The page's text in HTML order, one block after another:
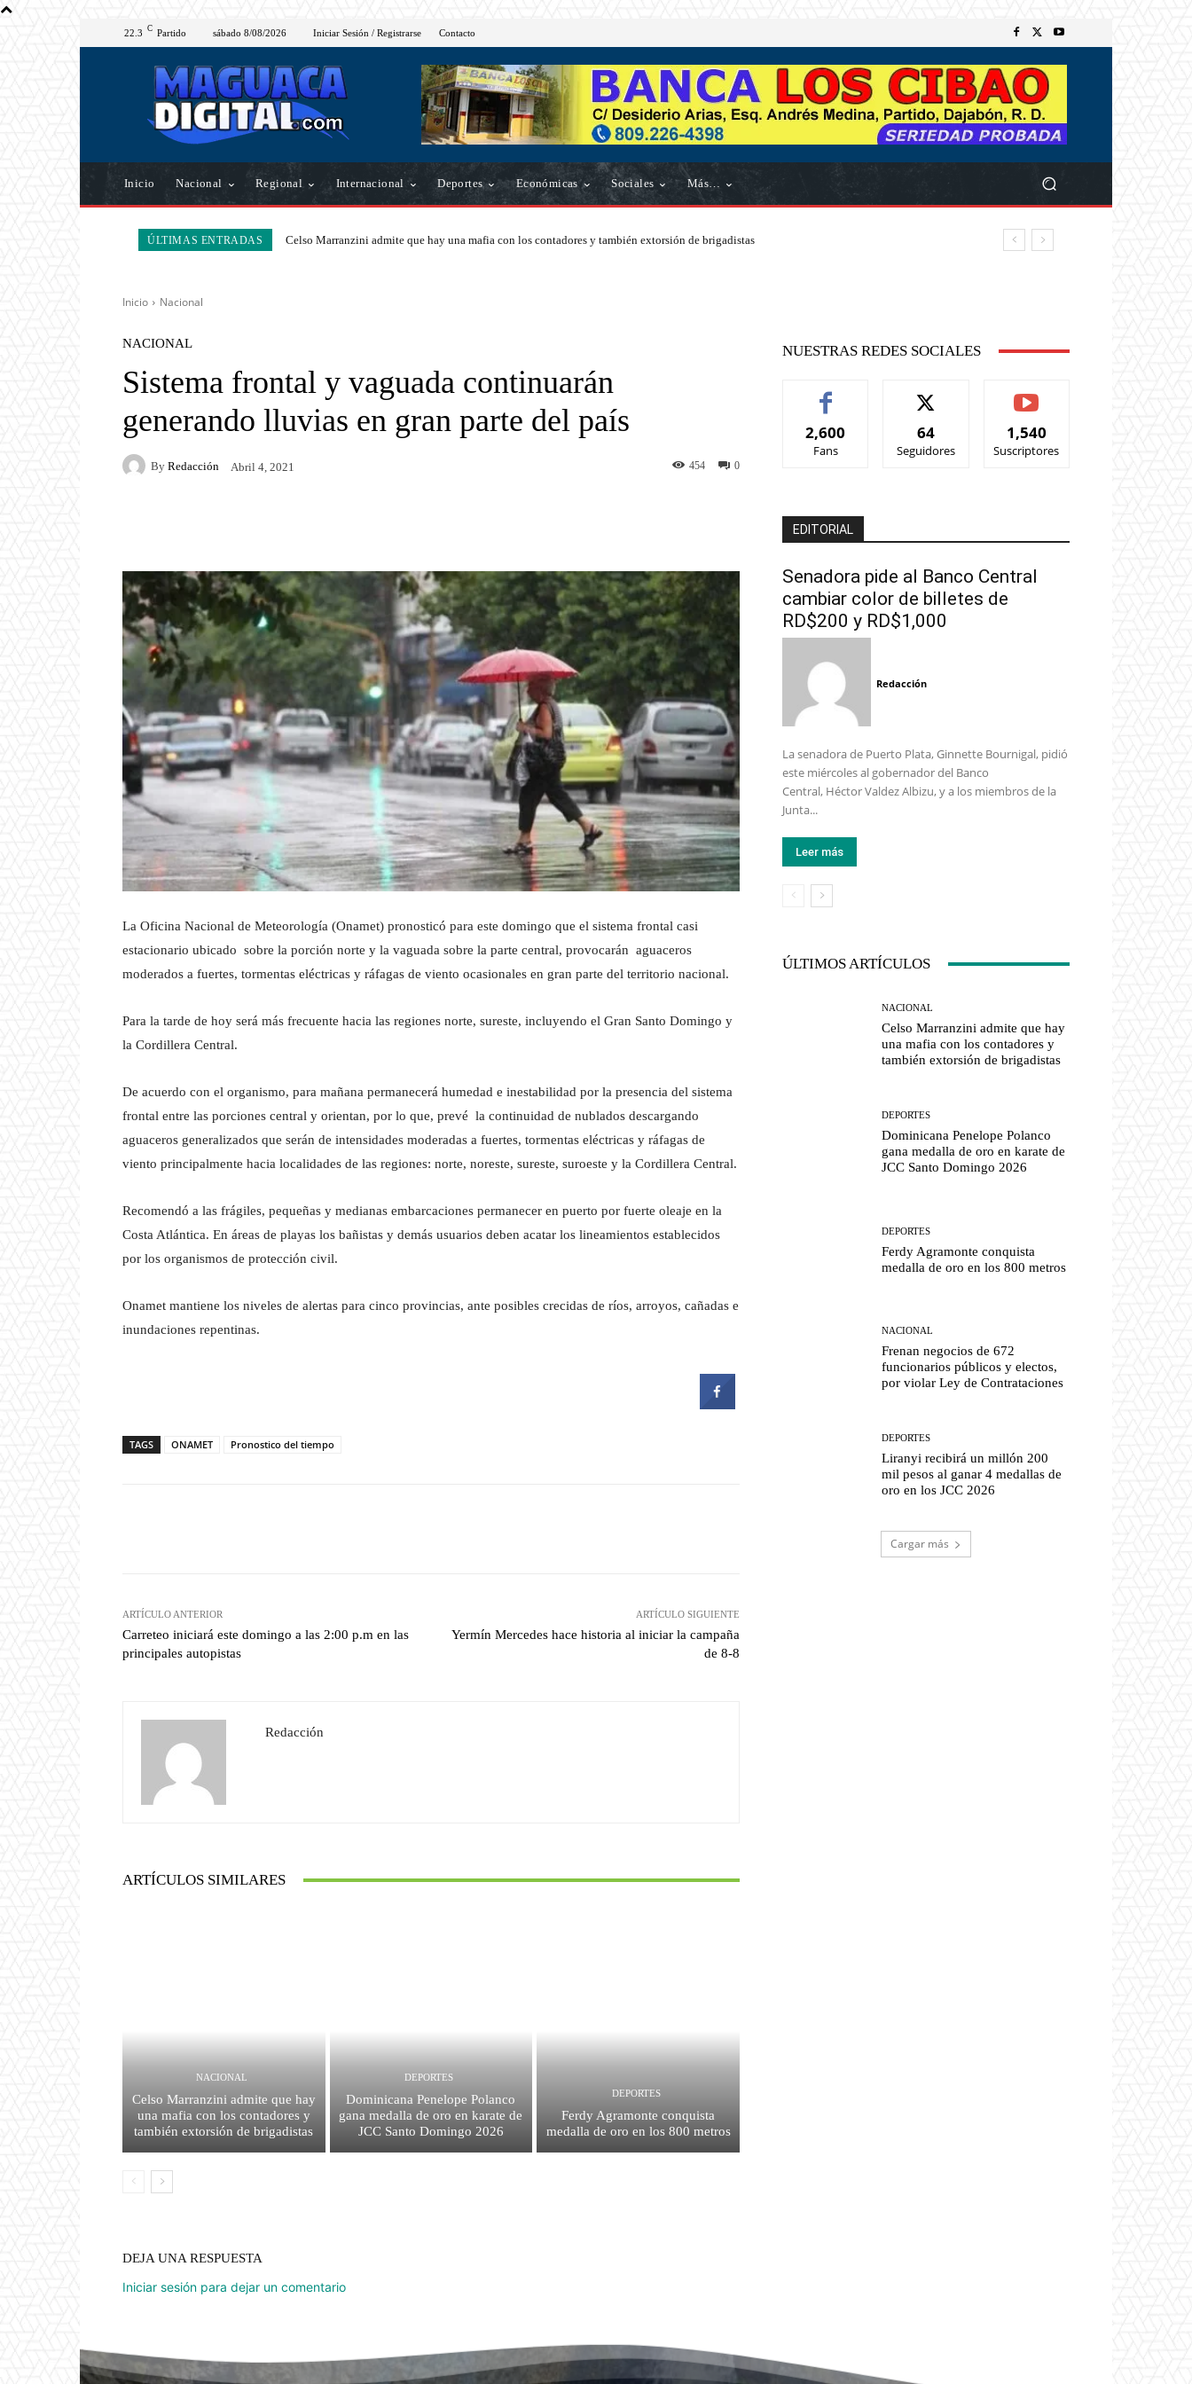
22.3 C Partido sábado 8/08/2026 Iniciar Sesión / Registrarse Contacto
Inicio Nacional Regional Internacional Deportes Económicas Sociales Más…
ÚLTIMAS ENTRADAS Celso Marranzini admite que hay una mafia con los contadores y también extorsión de brigadistas
Inicio Nacional
NACIONAL
Sistema frontal y vaguada continuarán
generando lluvias en gran parte del país
By Redacción Abril 4, 2021 0
454
La Oficina Nacional de Meteorología (Onamet) pronosticó para este domingo que el sistema frontal casi
estacionario ubicado sobre la porción norte y la vaguada sobre la parte central, provocarán aguaceros
moderados a fuertes, tormentas eléctricas y ráfagas de viento ocasionales en gran parte del territorio nacional.
Para la tarde de hoy será más frecuente hacia las regiones norte, sureste, incluyendo el Gran Santo Domingo y
la Cordillera Central.
De acuerdo con el organismo, para mañana permanecerá humedad e inestabilidad por la presencia del sistema
frontal entre las porciones central y orientan, por lo que, prevé la continuidad de nublados descargando
aguaceros generalizados que serán de intensidades moderadas a fuertes, tormentas eléctricas y ráfagas de
viento principalmente hacia localidades de las regiones: norte, noreste, sureste, suroeste y la Cordillera Central.
Recomendó a las frágiles, pequeñas y medianas embarcaciones permanecer en puerto por fuerte oleaje en la
Costa Atlántica. En áreas de playas los bañistas y demás usuarios deben acatar los lineamientos establecidos
por los organismos de protección civil.
Onamet mantiene los niveles de alertas para cinco provincias, ante posibles crecidas de ríos, arroyos, cañadas e
inundaciones repentinas.
TAGS ONAMET Pronostico del tiempo
ARTÍCULO ANTERIOR
Carreteo iniciará este domingo a las 2:00 p.m en las
principales autopistas
ARTÍCULO SIGUIENTE
Yermín Mercedes hace historia al iniciar la campaña
de 8-8
Redacción
ARTÍCULOS SIMILARES
NACIONAL
Celso Marranzini admite que hay
una mafia con los contadores y
también extorsión de brigadistas
DEPORTES
Dominicana Penelope Polanco
gana medalla de oro en karate de
JCC Santo Domingo 2026
DEPORTES
Ferdy Agramonte conquista
medalla de oro en los 800 metros
DEJA UNA RESPUESTA
Iniciar sesión para dejar un comentario
NUESTRAS REDES SOCIALES
2,600
Fans
64
Seguidores
1,540
Suscriptores
EDITORIAL
Senadora pide al Banco Central
cambiar color de billetes de
RD$200 y RD$1,000
Redacción
La senadora de Puerto Plata, Ginnette Bournigal, pidió
este miércoles al gobernador del Banco
Central, Héctor Valdez Albizu, y a los miembros de la
Junta...
Leer más
ÚLTIMOS ARTÍCULOS
NACIONAL
Celso Marranzini admite que hay
una mafia con los contadores y
también extorsión de brigadistas
DEPORTES
Dominicana Penelope Polanco
gana medalla de oro en karate de
JCC Santo Domingo 2026
DEPORTES
Ferdy Agramonte conquista
medalla de oro en los 800 metros
NACIONAL
Frenan negocios de 672
funcionarios públicos y electos,
por violar Ley de Contrataciones
DEPORTES
Liranyi recibirá un millón 200
mil pesos al ganar 4 medallas de
oro en los JCC 2026
Cargar más